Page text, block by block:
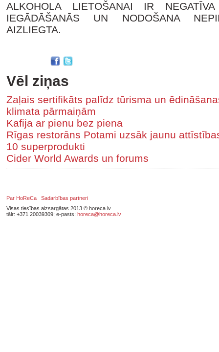
ALKOHOLA LIETOŠANAI IR
IEGĀDĀŠANĀS UN NODOŠANA
AIZLIEGTA.
Vēl ziņas
Zaļais sertifikāts palīdz tūrisma un
klimata pārmaiņām
Kafija ar pienu bez piena
Rīgas restorāns Potami uzsāk jaunu
10 superprodukti
Cider World Awards un forums
Par HoReCa
Sadarbības partneri
Visas tiesības aizsargātas 2013 © horeca.lv
tālr: +371 20039309; e-pasts: horeca@horeca.lv